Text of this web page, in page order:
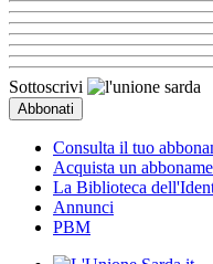
Sottoscrivi
Consulta il tuo
Acquista un
La Biblioteca
Annunci
PBM